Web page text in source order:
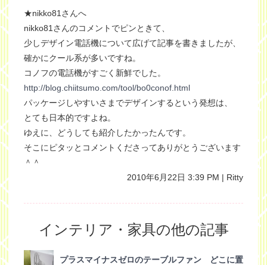
★nikko81さんへ
nikko81さんのコメントでピンときて、
少しデザイン電話機について広げて記事を書きましたが、
確かにクール系が多いですね。
コノフの電話機がすごく新鮮でした。
http://blog.chiitsumo.com/tool/bo0conof.html
パッケージしやすいさまでデザインするという発想は、
とても日本的ですよね。
ゆえに、どうしても紹介したかったんです。
そこにピタッとコメントくださってありがとうございます
＾＾
2010年6月22日 3:39 PM | Ritty
インテリア・家具の他の記事
プラスマイナスゼロのテーブルファン どこに置